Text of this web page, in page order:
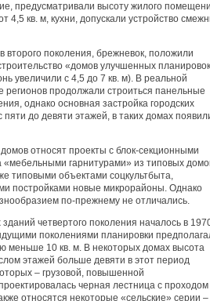
предусматривали высоту жилого
4,5 кв. м, кухни, допускали устройство
поколения, брежневок, положили
«домов улучшенных
увеличили с 4,5 до 7 кв. м). В реальной
регионов продолжали строиться панельные
однако основная застройка городских
до девяти этажей, в таких домах
относят проекты с блок-секционными
гарнитурами» из типовых
типовыми объектами соцкультбыта,
постройками новые микрорайоны. Однако
по-прежнему не отличались.
четвертого поколения началось в
поколениями планировки
меньше 10 кв. м. В некоторых домах высота
этажей больше девяти в этот период
– грузовой, повышенной
черная лестница с проходом
относятся некоторые «сельские» серии –